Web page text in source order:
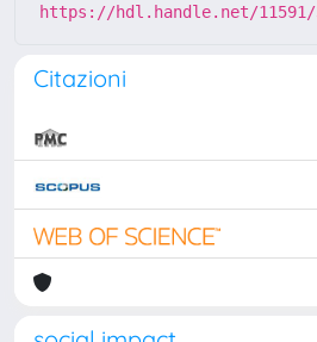
https://hdl.handle.net/11591/
Citazioni